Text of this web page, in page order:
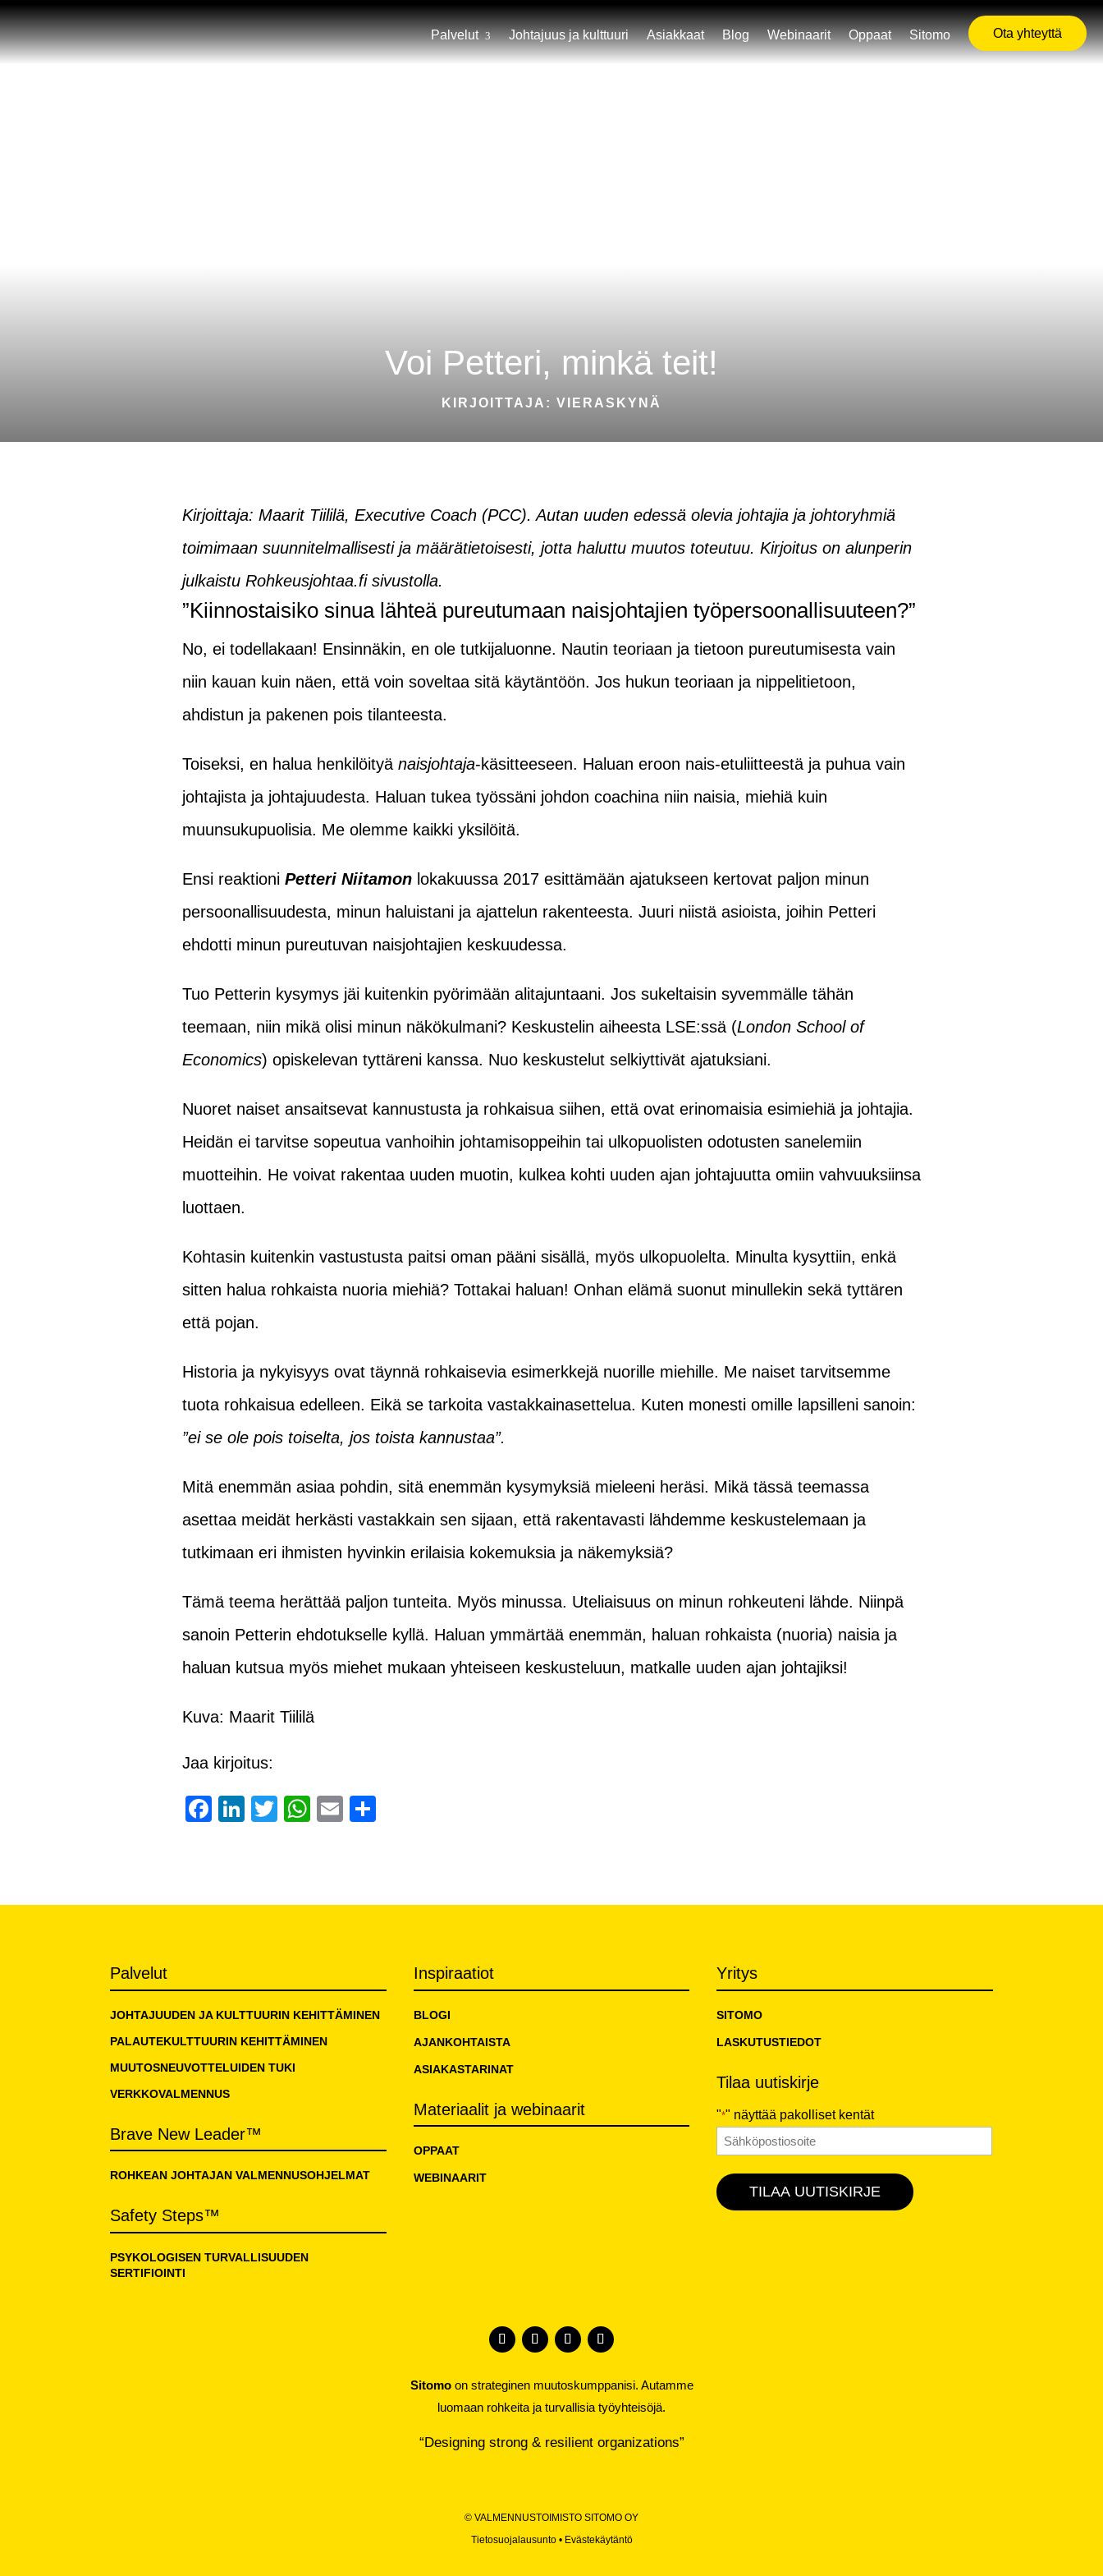
Palvelut Johtajuus ja kulttuuri Asiakkaat Blog Webinaarit Oppaat Sitomo Ota yhteyttä
Voi Petteri, minkä teit!
KIRJOITTAJA: VIERASKYNÄ
Kirjoittaja: Maarit Tiililä, Executive Coach (PCC). Autan uuden edessä olevia johtajia ja johtoryhmiä
toimimaan suunnitelmallisesti ja määrätietoisesti, jotta haluttu muutos toteutuu. Kirjoitus on alunperin
julkaistu Rohkeusjohtaa.fi sivustolla.
”Kiinnostaisiko sinua lähteä pureutumaan naisjohtajien työpersoonallisuuteen?”
No, ei todellakaan! Ensinnäkin, en ole tutkijaluonne. Nautin teoriaan ja tietoon pureutumisesta vain
niin kauan kuin näen, että voin soveltaa sitä käytäntöön. Jos hukun teoriaan ja nippelitietoon,
ahdistun ja pakenen pois tilanteesta.
Toiseksi, en halua henkilöityä naisjohtaja-käsitteeseen. Haluan eroon nais-etuliitteestä ja puhua vain
johtajista ja johtajuudesta. Haluan tukea työssäni johdon coachina niin naisia, miehiä kuin
muunsukupuolisia. Me olemme kaikki yksilöitä.
Ensi reaktioni Petteri Niitamon lokakuussa 2017 esittämään ajatukseen kertovat paljon minun
persoonallisuudesta, minun haluistani ja ajattelun rakenteesta. Juuri niistä asioista, joihin Petteri
ehdotti minun pureutuvan naisjohtajien keskuudessa.
Tuo Petterin kysymys jäi kuitenkin pyörimään alitajuntaani. Jos sukeltaisin syvemmälle tähän
teemaan, niin mikä olisi minun näkökulmani? Keskustelin aiheesta LSE:ssä (London School of
Economics) opiskelevan tyttäreni kanssa. Nuo keskustelut selkiyttivät ajatuksiani.
Nuoret naiset ansaitsevat kannustusta ja rohkaisua siihen, että ovat erinomaisia esimiehiä ja johtajia.
Heidän ei tarvitse sopeutua vanhoihin johtamisoppeihin tai ulkopuolisten odotusten sanelemiin
muotteihin. He voivat rakentaa uuden muotin, kulkea kohti uuden ajan johtajuutta omiin vahvuuksiinsa
luottaen.
Kohtasin kuitenkin vastustusta paitsi oman pääni sisällä, myös ulkopuolelta. Minulta kysyttiin, enkä
sitten halua rohkaista nuoria miehiä? Tottakai haluan! Onhan elämä suonut minullekin sekä tyttären
että pojan.
Historia ja nykyisyys ovat täynnä rohkaisevia esimerkkejä nuorille miehille. Me naiset tarvitsemme
tuota rohkaisua edelleen. Eikä se tarkoita vastakkainasettelua. Kuten monesti omille lapsilleni sanoin:
”ei se ole pois toiselta, jos toista kannustaa”.
Mitä enemmän asiaa pohdin, sitä enemmän kysymyksiä mieleeni heräsi. Mikä tässä teemassa
asettaa meidät herkästi vastakkain sen sijaan, että rakentavasti lähdemme keskustelemaan ja
tutkimaan eri ihmisten hyvinkin erilaisia kokemuksia ja näkemyksiä?
Tämä teema herättää paljon tunteita. Myös minussa. Uteliaisuus on minun rohkeuteni lähde. Niinpä
sanoin Petterin ehdotukselle kyllä. Haluan ymmärtää enemmän, haluan rohkaista (nuoria) naisia ja
haluan kutsua myös miehet mukaan yhteiseen keskusteluun, matkalle uuden ajan johtajiksi!
Kuva: Maarit Tiililä
Jaa kirjoitus:
Facebook
LinkedIn
Twitter
WhatsApp
Email
Palvelut
JOHTAJUUDEN JA KULTTUURIN KEHITTÄMINEN
PALAUTEKULTTUURIN KEHITTÄMINEN
MUUTOSNEUVOTTELUIDEN TUKI
VERKKOVALMENNUS
Brave New Leader™
ROHKEAN JOHTAJAN VALMENNUSOHJELMAT
Safety Steps™
PSYKOLOGISEN TURVALLISUUDEN
SERTIFIOINTI
Inspiraatiot
BLOGI
AJANKOHTAISTA
ASIAKASTARINAT
Materiaalit ja webinaarit
OPPAAT
WEBINAARIT
Yritys
SITOMO
LASKUTUSTIEDOT
Tilaa uutiskirje
"*" näyttää pakolliset kentät
Sähköposti*
TILAA UUTISKIRJE
Sitomoon strateginen muutoskumppanisi. Autamme
luomaan rohkeita ja turvallisia työyhteisöjä.
“Designing strong & resilient organizations”
© VALMENNUSTOIMISTO SITOMO OY
Tietosuojalausunto• Evästekäytäntö